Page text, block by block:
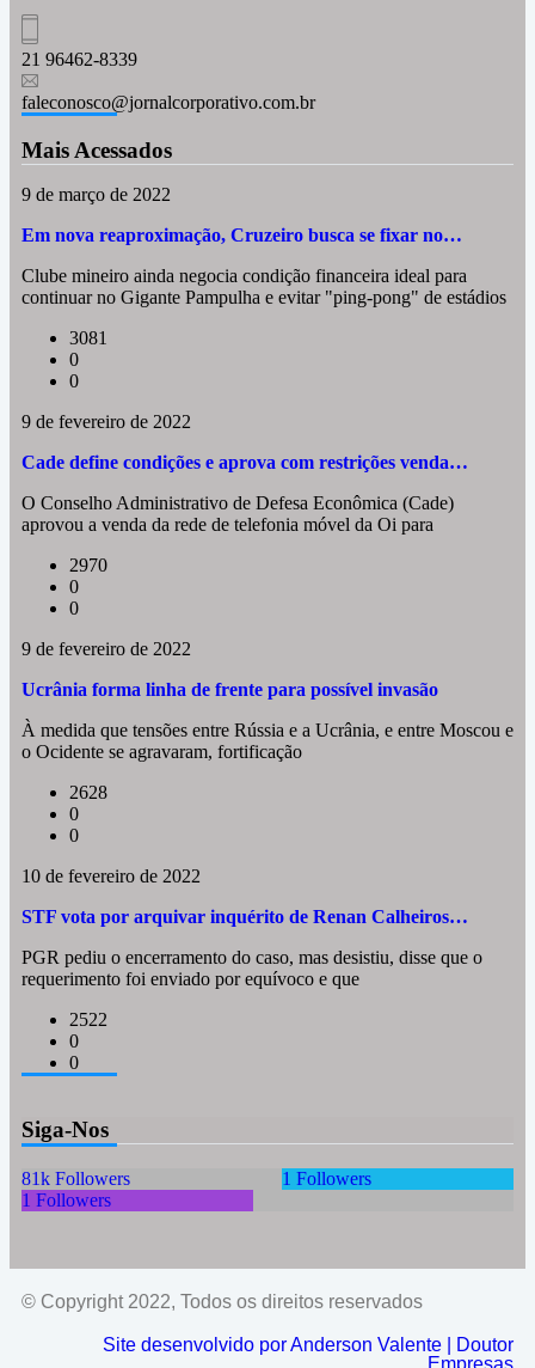
21 96462-8339
faleconosco@jornalcorporativo.com.br
Mais Acessados
9 de março de 2022
Em nova reaproximação, Cruzeiro busca se fixar no…
Clube mineiro ainda negocia condição financeira ideal para
continuar no Gigante Pampulha e evitar "ping-pong" de estádios
3081
0
0
9 de fevereiro de 2022
Cade define condições e aprova com restrições venda…
O Conselho Administrativo de Defesa Econômica (Cade)
aprovou a venda da rede de telefonia móvel da Oi para
2970
0
0
9 de fevereiro de 2022
Ucrânia forma linha de frente para possível invasão
À medida que tensões entre Rússia e a Ucrânia, e entre Moscou e
o Ocidente se agravaram, fortificação
2628
0
0
10 de fevereiro de 2022
STF vota por arquivar inquérito de Renan Calheiros…
PGR pediu o encerramento do caso, mas desistiu, disse que o
requerimento foi enviado por equívoco e que
2522
0
0
Siga-Nos
81k Followers 1Followers
1 Followers
© Copyright 2022, Todos os direitos reservados
Site desenvolvido por Anderson Valente | Doutor
Empresas